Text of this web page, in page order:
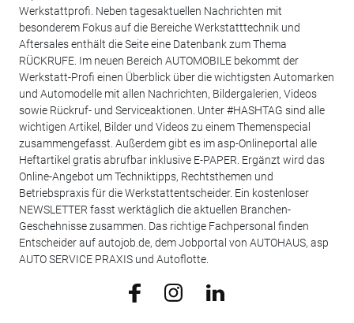
Werkstattprofi. Neben tagesaktuellen Nachrichten mit
besonderem Fokus auf die Bereiche Werkstatttechnik und
Aftersales enthält die Seite eine Datenbank zum Thema
RÜCKRUFE. Im neuen Bereich AUTOMOBILE bekommt der
Werkstatt-Profi einen Überblick über die wichtigsten Automarken
und Automodelle mit allen Nachrichten, Bildergalerien, Videos
sowie Rückruf- und Serviceaktionen. Unter #HASHTAG sind alle
wichtigen Artikel, Bilder und Videos zu einem Themenspecial
zusammengefasst. Außerdem gibt es im asp-Onlineportal alle
Heftartikel gratis abrufbar inklusive E-PAPER. Ergänzt wird das
Online-Angebot um Techniktipps, Rechtsthemen und
Betriebspraxis für die Werkstattentscheider. Ein kostenloser
NEWSLETTER fasst werktäglich die aktuellen Branchen-
Geschehnisse zusammen. Das richtige Fachpersonal finden
Entscheider auf autojob.de, dem Jobportal von AUTOHAUS, asp
AUTO SERVICE PRAXIS und Autoflotte.